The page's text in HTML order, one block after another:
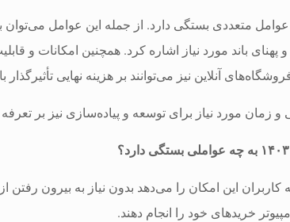
متعددی بستگی دارد. از جمله این عوامل می‌توان
پهنای باند مورد نیاز اشاره کرد. همچنین امکانات و
آنلاین نیز می‌توانند بر هزینه نهایی تأثیرگذار
زمان مورد نیاز برای توسعه و پیاده‌سازی نیز بر تعرفه
این امکان را می‌دهد بدون نیاز به بیرون
خریدهای خود را انجام دهند.